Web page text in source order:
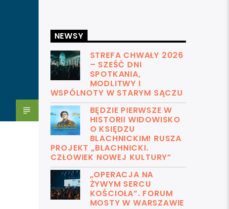
NEWSY
STREFA CHWAŁY 2026
– SZEŚĆ DNI
SPOTKANIA,
MODLITWY I
WSPÓLNOTY W STARYM SĄCZU
BĘDZIE PIERWSZE W
HISTORII WIDOWISKO
O KSIĘDZU
BLACHNICKIM! RUSZA
PROJEKT „BLACHNICKI.
CZŁOWIEK NOWEJ KULTURY”
„OPERACJA NA
ŻYWYM SERCU
KOŚCIOŁA”. FORUM
MOSTY W WARSZAWIE